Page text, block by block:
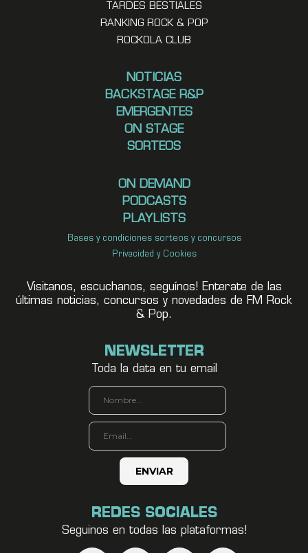
TARDES BESTIALES
RANKING ROCK & POP
ROCKOLA CLUB
NOTICIAS
BACKSTAGE R&P
EMERGENTES
ON STAGE
SORTEOS
ON DEMAND
PODCASTS
PLAYLISTS
Bases y condiciones sorteos y concursos
Privacidad y Cookies
Visitanos, escuchanos, seguínos! Enterate de las
últimas noticias, concursos y novedades de FM Rock
& Pop.
NEWSLETTER
Toda la data en tu email
REDES SOCIALES
Seguinos en todas las plataformas!